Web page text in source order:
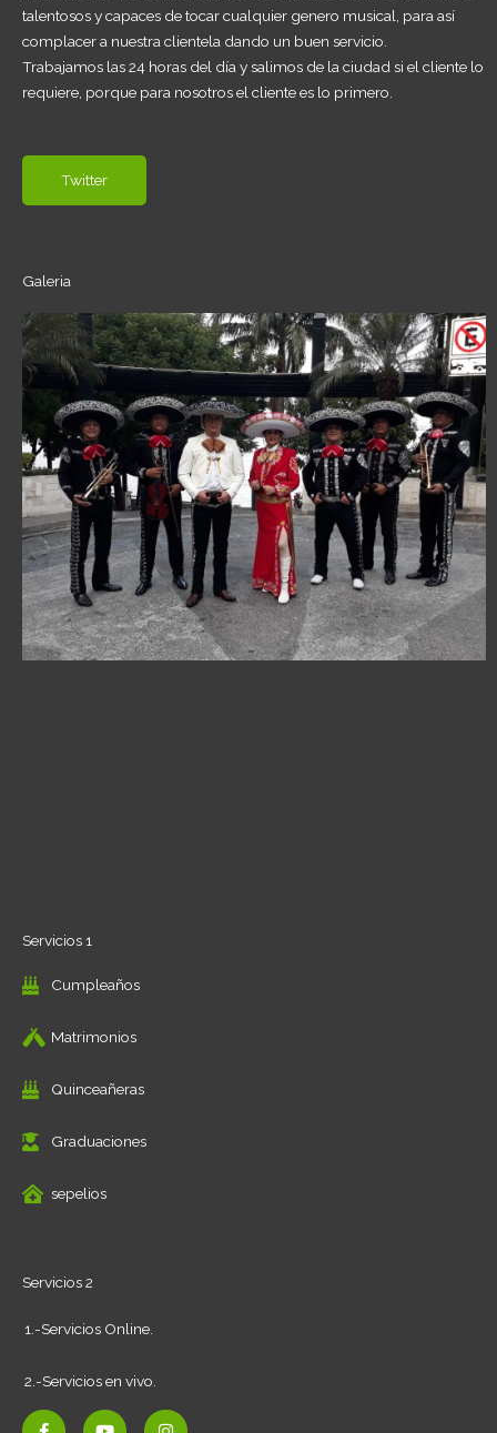
talentosos y capaces de tocar cualquier genero musical, para así
complacer a nuestra clientela dando un buen servicio.
Trabajamos las 24 horas del día y salimos de la ciudad si el cliente lo
requiere, porque para nosotros el cliente es lo primero.
Twitter
Galeria
Servicios 1
Cumpleaños
Matrimonios
Quinceañeras
Graduaciones
sepelios
Servicios 2
1.-Servicios Online.
2.-Servicios en vivo.